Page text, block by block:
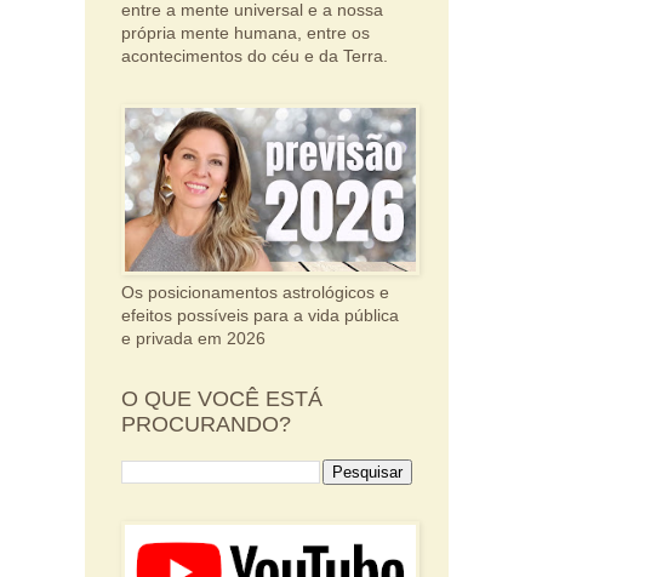
entre a mente universal e a nossa
própria mente humana, entre os
acontecimentos do céu e da Terra.
Os posicionamentos astrológicos e
efeitos possíveis para a vida pública
e privada em 2026
O QUE VOCÊ ESTÁ
PROCURANDO?